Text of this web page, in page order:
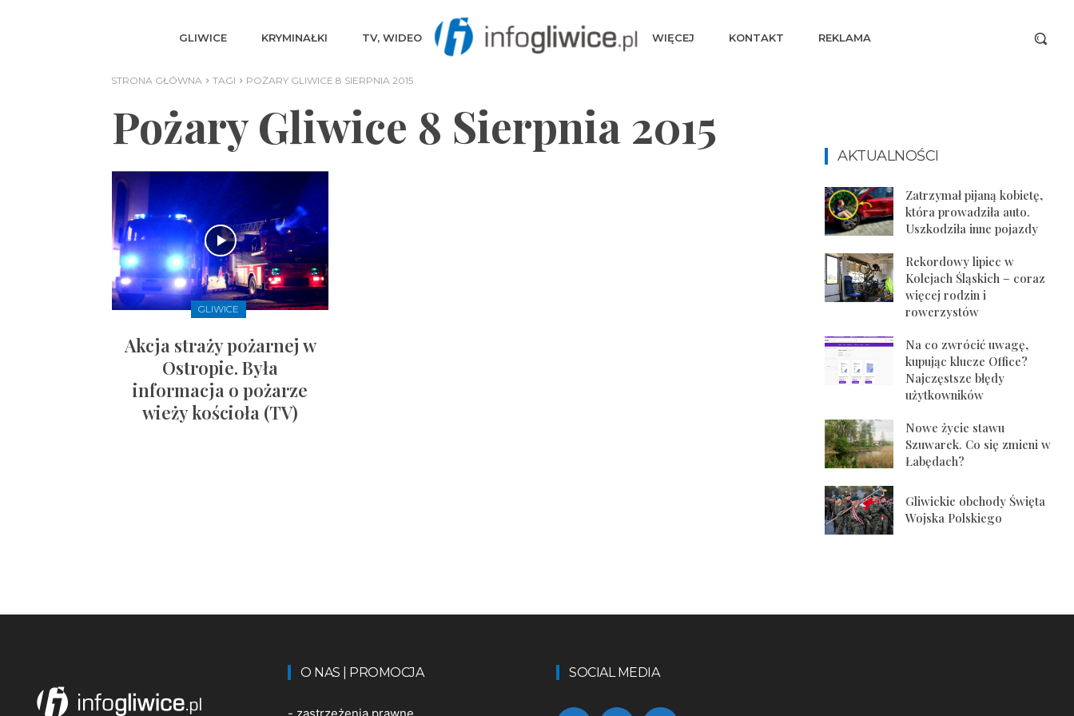
GLIWICE KRYMINAŁKI TV, WIDEO WIĘCEJ KONTAKT REKLAMA
STRONA GŁÓWNA TAGI POŻARY GLIWICE 8 SIERPNIA 2015
Pożary Gliwice 8 Sierpnia 2015
GLIWICE
Akcja straży pożarnej w
Ostropie. Była
informacja o pożarze
wieży kościoła (TV)
AKTUALNOŚCI
Zatrzymał pijaną kobietę,
która prowadziła auto.
Uszkodziła inne pojazdy
Rekordowy lipiec w
Kolejach Śląskich – coraz
więcej rodzin i
rowerzystów
Na co zwrócić uwagę,
kupując klucze Office?
Najczęstsze błędy
użytkowników
Nowe życie stawu
Szuwarek. Co się zmieni w
Łabędach?
Gliwickie obchody Święta
Wojska Polskiego
O NAS | PROMOCJA
- zastrzeżenia prawne
SOCIAL MEDIA